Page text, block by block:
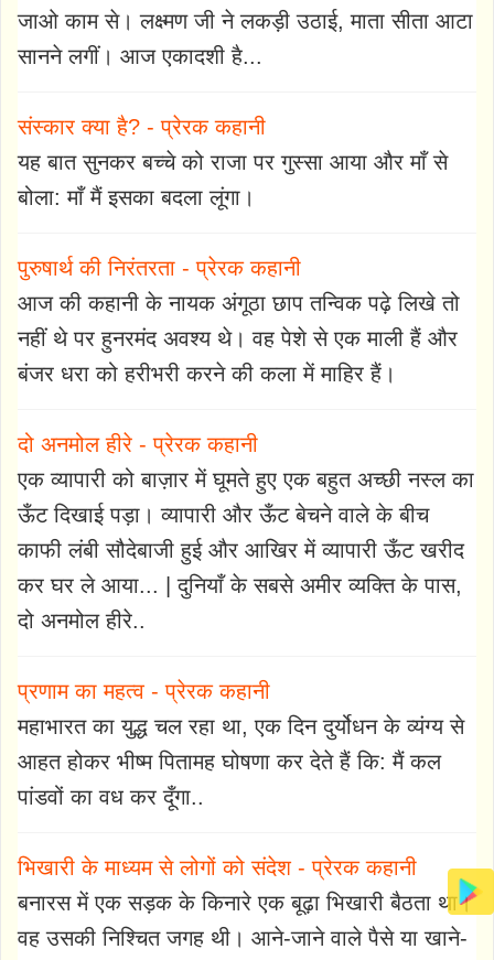
जाओ काम से। लक्ष्मण जी ने लकड़ी उठाई, माता सीता आटा
सानने लगीं। आज एकादशी है...
संस्कार क्या है? - प्रेरक कहानी
यह बात सुनकर बच्चे को राजा पर गुस्सा आया और माँ से
बोला: माँ मैं इसका बदला लूंगा।
पुरुषार्थ की निरंतरता - प्रेरक कहानी
आज की कहानी के नायक अंगूठा छाप तन्विक पढ़े लिखे तो
नहीं थे पर हुनरमंद अवश्य थे। वह पेशे से एक माली हैं और
बंजर धरा को हरीभरी करने की कला में माहिर हैं।
दो अनमोल हीरे - प्रेरक कहानी
एक व्यापारी को बाज़ार में घूमते हुए एक बहुत अच्छी नस्ल का
ऊँट दिखाई पड़ा। व्यापारी और ऊँट बेचने वाले के बीच
काफी लंबी सौदेबाजी हुई और आखिर में व्यापारी ऊँट खरीद
कर घर ले आया... | दुनियाँ के सबसे अमीर व्यक्ति के पास,
दो अनमोल हीरे..
प्रणाम का महत्व - प्रेरक कहानी
महाभारत का युद्ध चल रहा था, एक दिन दुर्योधन के व्यंग्य से
आहत होकर भीष्म पितामह घोषणा कर देते हैं कि: मैं कल
पांडवों का वध कर दूँगा..
भिखारी के माध्यम से लोगों को संदेश - प्रेरक कहानी
बनारस में एक सड़क के किनारे एक बूढ़ा भिखारी बैठता था।
वह उसकी निश्चित जगह थी। आने-जाने वाले पैसे या खाने-